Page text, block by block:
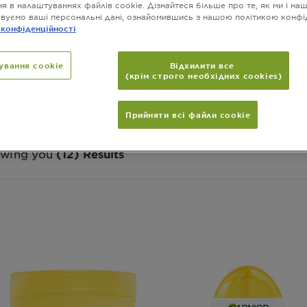
З ВІТАМІНОМ С ДЛЯ
ПІГМЕНТНИХ ПЛЯМ,
ТА НАДАННЯ СЯЯННЯ ШКІРІ
you(12) Results
в налаштуваннях файлів cookie. Дізнайтеся більше про те, як ми і
ваші персональні дані, ознайомившись з нашою політикою
Відхилити все
(крім строго необхідних cookies)
Прийняти всі файли сookie
cookie